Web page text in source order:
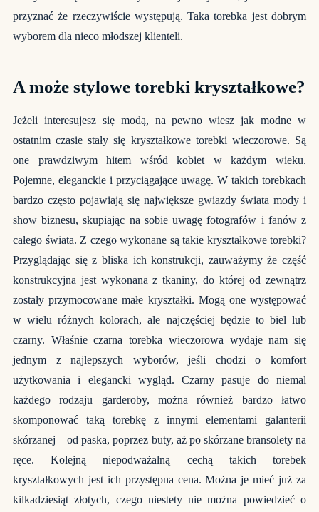
przyznać że rzeczywiście występują. Taka torebka jest dobrym
wyborem dla nieco młodszej klienteli.
A może stylowe torebki kryształkowe?
Jeżeli interesujesz się modą, na pewno wiesz jak modne w
ostatnim czasie stały się kryształkowe torebki wieczorowe. Są
one prawdziwym hitem wśród kobiet w każdym wieku.
Pojemne, eleganckie i przyciągające uwagę. W takich torebkach
bardzo często pojawiają się największe gwiazdy świata mody i
show biznesu, skupiając na sobie uwagę fotografów i fanów z
całego świata. Z czego wykonane są takie kryształkowe torebki?
Przyglądając się z bliska ich konstrukcji, zauważymy że część
konstrukcyjna jest wykonana z tkaniny, do której od zewnątrz
zostały przymocowane małe kryształki. Mogą one występować
w wielu różnych kolorach, ale najczęściej będzie to biel lub
czarny. Właśnie czarna torebka wieczorowa wydaje nam się
jednym z najlepszych wyborów, jeśli chodzi o komfort
użytkowania i elegancki wygląd. Czarny pasuje do niemal
każdego rodzaju garderoby, można również bardzo łatwo
skomponować taką torebkę z innymi elementami galanterii
skórzanej – od paska, poprzez buty, aż po skórzane bransolety na
ręce. Kolejną niepodważalną cechą takich torebek
kryształkowych jest ich przystępna cena. Można je mieć już za
kilkadziesiąt złotych, czego niestety nie można powiedzieć o